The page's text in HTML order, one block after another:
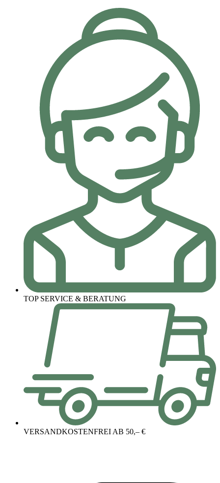
TOP SERVICE & BERATUNG
VERSANDKOSTENFREI AB 50,– €